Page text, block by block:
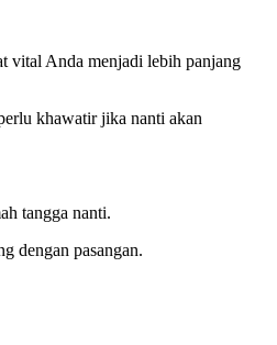
vital Anda menjadi lebih panjang
khawatir jika nanti akan
tangga nanti.
dengan pasangan.